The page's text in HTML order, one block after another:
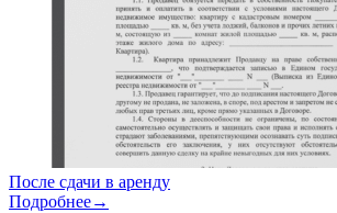
После сдачи в аренду
Подробнее→